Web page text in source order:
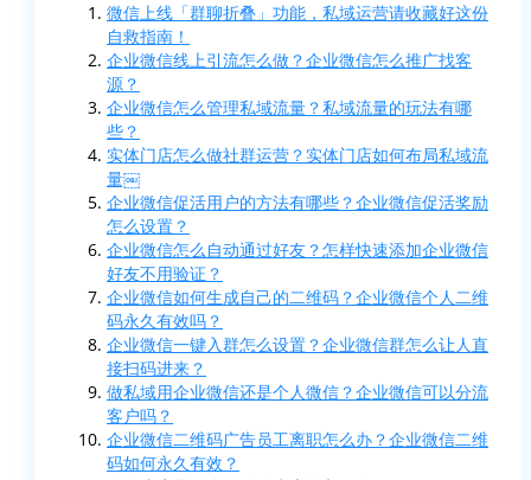
微信上线「群聊折叠」功能，私域运营请收藏好这份
自救指南！
企业微信线上引流怎么做？企业微信怎么推广找客
源？
企业微信怎么管理私域流量？私域流量的玩法有哪
些？
实体门店怎么做社群运营？实体门店如何布局私域流
量￼
企业微信促活用户的方法有哪些？企业微信促活奖励
怎么设置？
企业微信怎么自动通过好友？怎样快速添加企业微信
好友不用验证？
企业微信如何生成自己的二维码？企业微信个人二维
码永久有效吗？
企业微信一键入群怎么设置？企业微信群怎么让人直
接扫码进来？
做私域用企业微信还是个人微信？企业微信可以分流
客户吗？
企业微信二维码广告员工离职怎么办？企业微信二维
码如何永久有效？